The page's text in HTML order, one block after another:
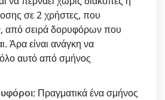
σε 2 χρήστες, που
από σειρά δορυφόρων που
Άρα είναι ανάγκη να
όλο αυτό από σμήνος
: Πραγματικά ένα σμήνος